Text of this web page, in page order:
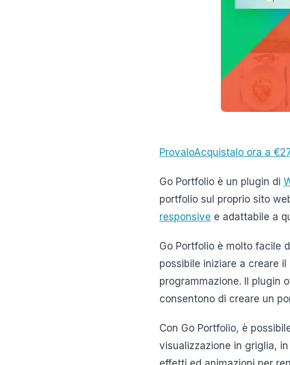
ProvaloAcquistalo ora a
Go Portfolio è un plugin di
portfolio sul proprio sito
responsive e adattabile a
Go Portfolio è molto facile
possibile iniziare a creare
programmazione. Il plugin
consentono di creare un
Con Go Portfolio, è
visualizzazione in griglia,